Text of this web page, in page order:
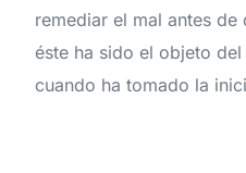
remediar el mal antes de
éste ha sido el objeto
cuando ha tomado la